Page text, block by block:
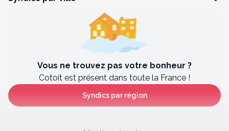
Vous ne trouvez pas votre bonheur ?
Cotoit est présent dans toute la France !
Syndics par région